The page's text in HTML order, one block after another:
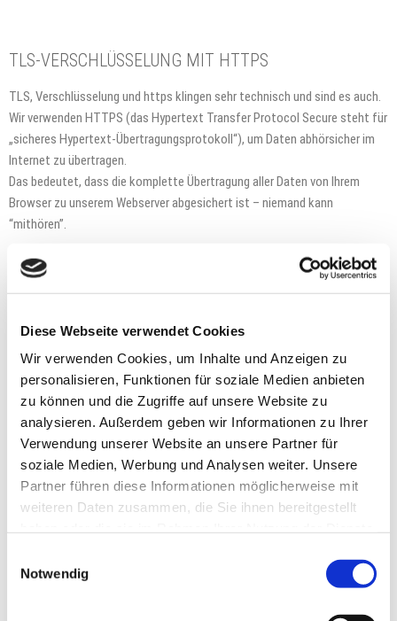
Diese Webseite verwendet Cookies
Wir verwenden Cookies, um Inhalte und Anzeigen zu
personalisieren, Funktionen für soziale Medien anbieten
zu können und die Zugriffe auf unsere Website zu
analysieren. Außerdem geben wir Informationen zu Ihrer
Verwendung unserer Website an unsere Partner für
soziale Medien, Werbung und Analysen weiter. Unsere
Partner führen diese Informationen möglicherweise mit
weiteren Daten zusammen, die Sie ihnen bereitgestellt
Notwendig
TLS-VERSCHLÜSSELUNG MIT HTTPS
TLS, Verschlüsselung und https klingen sehr technisch und sind es auch.
Wir verwenden HTTPS (das Hypertext Transfer Protocol Secure steht für
„sicheres Hypertext-Übertragungsprotokoll“), um Daten abhörsicher im
Internet zu übertragen.
Das bedeutet, dass die komplette Übertragung aller Daten von Ihrem
Browser zu unserem Webserver abgesichert ist – niemand kann
“mithören”.
Damit haben wir eine zusätzliche Sicherheitsschicht eingeführt und
Verschlüsselungsprotokoll zur sicheren Datenübertragung im Internet,
können wir den Schutz vertraulicher Daten sicherstellen.
Sie erkennen die Benutzung dieser Absicherung der Datenübertragung am
kleinen Schlosssymbol
links oben im Browser, links von der
Internetadresse (z. B. beispielseite.de) und der Verwendung des Schemas
https (anstatt http) als Teil unserer Internetadresse.
Wenn Sie mehr zum Thema Verschlüsselung wissen möchten, empfehlen
wir die Google Suche nach “Hypertext Transfer Protocol Secure wiki” um
gute Links zu weiterführenden Informationen zu erhalten.
KOMMUNIKATION